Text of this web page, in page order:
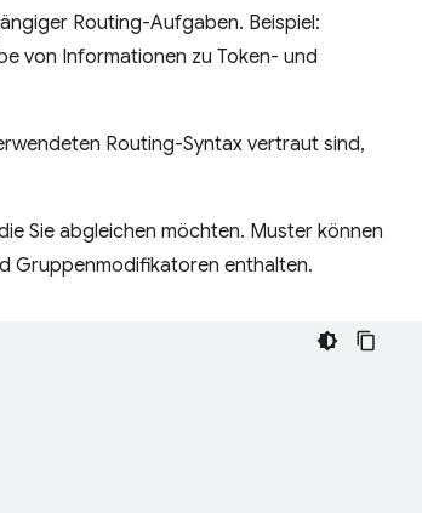
Routing-Aufgaben. Beispiel:
von Informationen zu Token- und
Routing-Syntax vertraut sind,
Sie abgleichen möchten. Muster können
Gruppenmodifikatoren enthalten.